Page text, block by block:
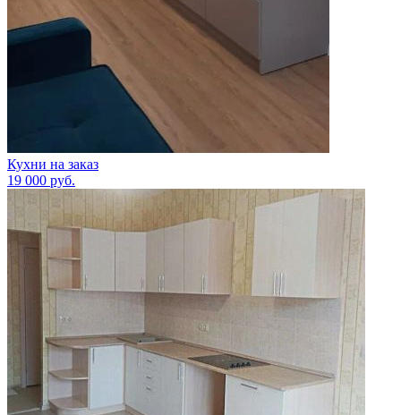
Кухни на заказ
19 000 руб.